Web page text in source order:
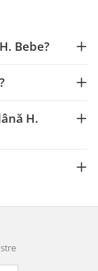
Bebe?
H.